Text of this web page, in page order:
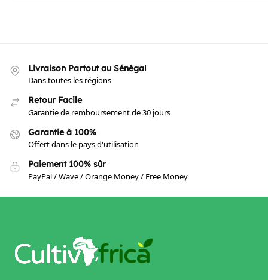
Livraison Partout au Sénégal
Dans toutes les régions
Retour Facile
Garantie de remboursement de 30 jours
Garantie à 100%
Offert dans le pays d'utilisation
Paiement 100% sûr
PayPal / Wave / Orange Money / Free Money